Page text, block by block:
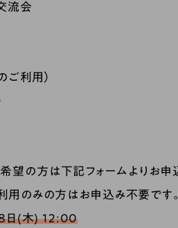
流会
ご利用）
望の方は下記フォームよりお申
用のみの方はお申込み不要です。
日(木) 12:00